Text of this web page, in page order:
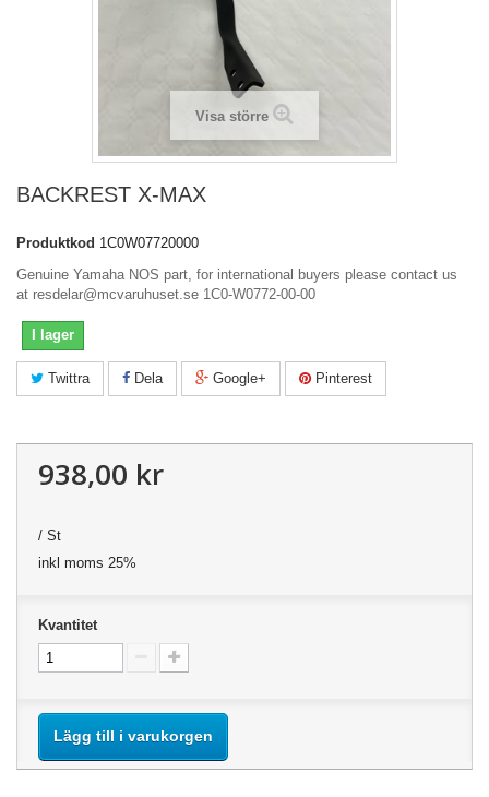
Visa större
BACKREST X-MAX
Produktkod 1C0W07720000
Genuine Yamaha NOS part, for international buyers please contact us
at resdelar@mcvaruhuset.se 1C0-W0772-00-00
I lager
Twittra Dela Google+ Pinterest
938,00 kr
/ St
inkl moms 25%
Kvantitet
Lägg till i varukorgen